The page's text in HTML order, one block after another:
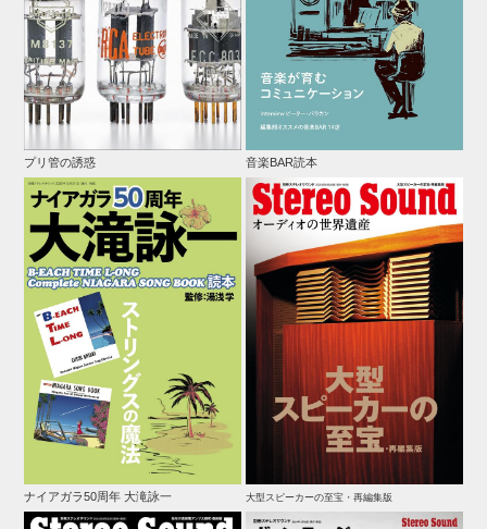
プリ管の誘惑 音楽BAR読本
ナイアガラ50周年 大滝詠一 大型スピーカーの至宝・再編集版